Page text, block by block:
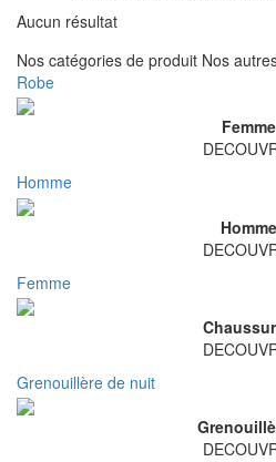
Aucun résultat
Nos catégories de produit Nos
Robe
Femme
Homme
Homme
Femme
Grenouillère de nuit